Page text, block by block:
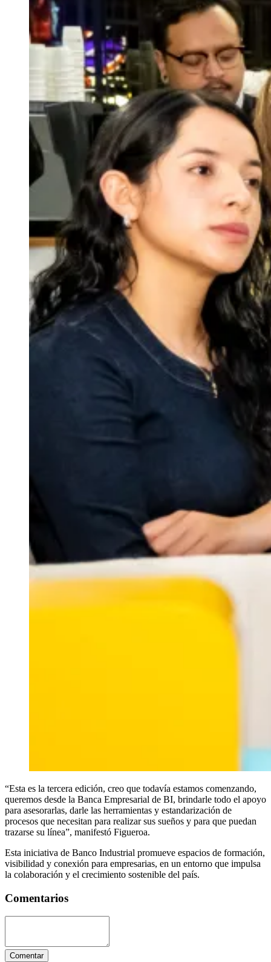
“Esta es la tercera edición, creo que todavía estamos comenzando,
queremos desde la Banca Empresarial de BI, brindarle todo el apoyo
para asesorarlas, darle las herramientas y estandarización de
procesos que necesitan para realizar sus sueños y para que puedan
trazarse su línea”, manifestó Figueroa.
Esta iniciativa de Banco Industrial promueve espacios de formación,
visibilidad y conexión para empresarias, en un entorno que impulsa
la colaboración y el crecimiento sostenible del país.
Comentarios
Comentar